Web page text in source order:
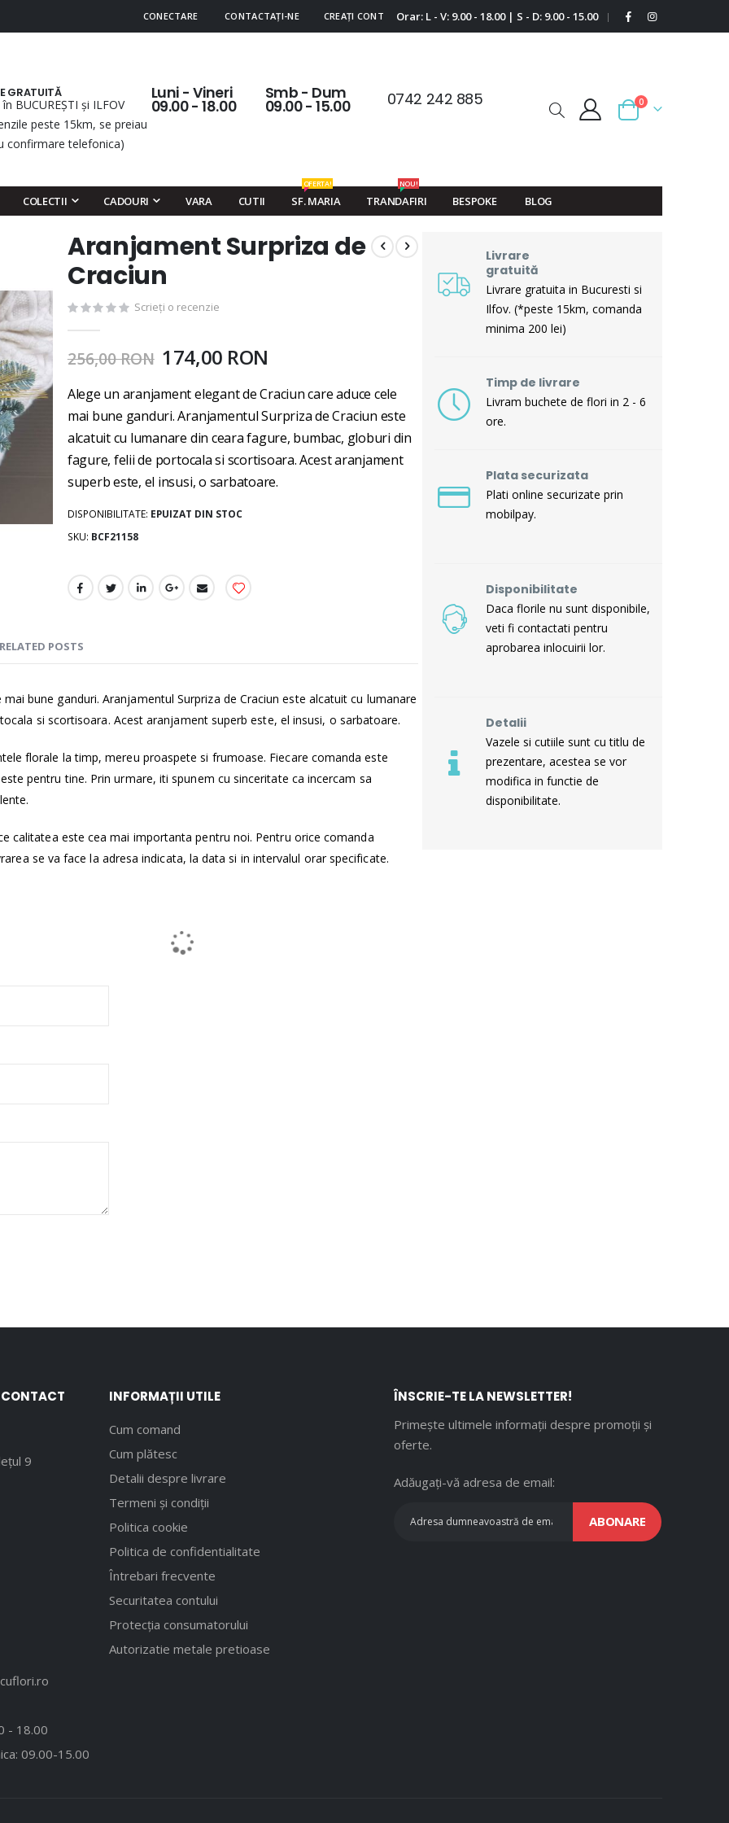
CONECTARE CONTACTAȚI-NE CREAȚI CONT Orar: L - V: 9.00 - 18.00 | S - D: 9.00 - 15.00 |
GRATUITĂ
BUCUREȘTI și ILFOV
peste 15km, se preiau
confirmare telefonica)
Luni - Vineri
09.00 - 18.00
Smb - Dum
09.00 - 15.00 0742 242 885
Cart
0
COLECTII CADOURI VARA CUTII SF. MARIA
OFERTA!
TRANDAFIRI
NOU!
BESPOKE BLOG
Skip
the
beginning
the
images
Aranjament Surpriza de
Craciun
Scrieți o recenzie
256,00 RON 174,00 RON
Alege un aranjament elegant de Craciun care aduce cele
mai bune ganduri. Aranjamentul Surpriza de Craciun este
alcatuit cu lumanare din ceara fagure, bumbac, globuri din
fagure, felii de portocala si scortisoara. Acest aranjament
superb este, el insusi, o sarbatoare.
DISPONIBILITATE: EPUIZAT DIN STOC
SKU BCF21158
bune ganduri. Aranjamentul Surpriza de Craciun este alcatuit cu lumanare
si scortisoara. Acest aranjament superb este, el insusi, o sarbatoare.
florale la timp, mereu proaspete si frumoase. Fiecare comanda este
pentru tine. Prin urmare, iti spunem cu sinceritate ca incercam sa
calitatea este cea mai importanta pentru noi. Pentru orice comanda
se va face la adresa indicata, la data si in intervalul orar specificate.
RELATED POSTS
Livrare
gratuită
Livrare gratuita in Bucuresti si
Ilfov. (*peste 15km, comanda
minima 200 lei)
Timp de livrare
Livram buchete de flori in 2 - 6
ore.
Plata securizata
Plati online securizate prin
mobilpay.
Disponibilitate
Daca florile nu sunt disponibile,
veti fi contactati pentru
aprobarea inlocuirii lor.
Detalii
Vazele si cutiile sunt cu titlu de
prezentare, acestea se vor
modifica in functie de
disponibilitate.
9
- 18.00
09.00-15.00
INFORMAȚII UTILE
Cum comand
Cum plătesc
Detalii despre livrare
Termeni și condiții
Politica cookie
Politica de confidentialitate
Întrebari frecvente
Securitatea contului
Protecția consumatorului
Autorizatie metale pretioase
ÎNSCRIE-TE LA NEWSLETTER!
Primește ultimele informații despre promoții și
oferte.
Adăugați-vă adresa de email:
ABONARE